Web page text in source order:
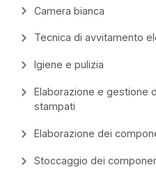
Camera bianca
Tecnica di avvitamento
Igiene e pulizia
Elaborazione e gestione
stampati
Elaborazione dei
Stoccaggio dei